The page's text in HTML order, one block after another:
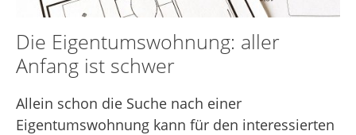
Die Eigentumswohnung: aller
Anfang ist schwer
Allein schon die Suche nach einer
Eigentumswohnung kann für den interessierten